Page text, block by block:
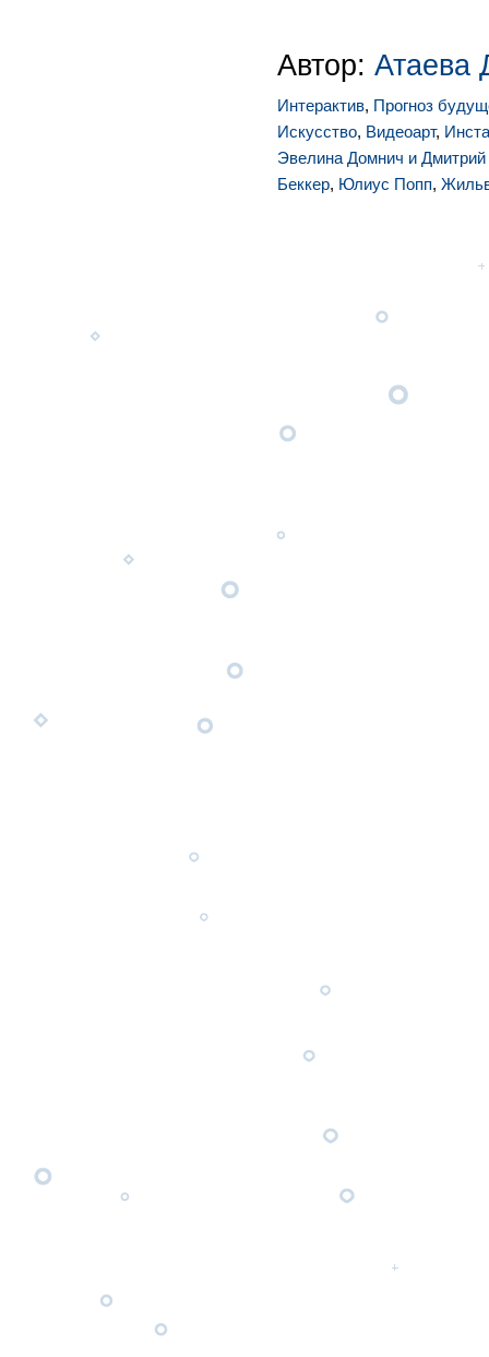
Автор: Атаева
Интерактив, Прогноз
Искусство, Видеоарт,
Эвелина Домнич и
Беккер, Юлиус Попп,